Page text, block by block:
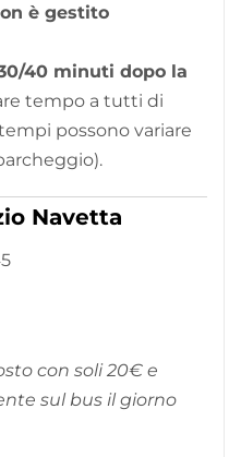
è gestito
40 minuti dopo la
tempo a tutti di
possono variare
Navetta
con soli 20€ e
sul bus il giorno